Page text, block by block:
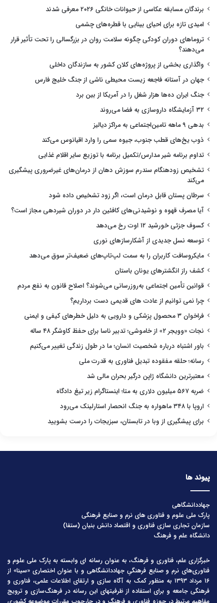
برندگان مسابقه عکاسی از حیوانات خانگی ۲۰۲۶ معرفی شدند
امیدی تازه برای احیای بینایی با قطره‌های چشمی
تروماهای دوران کودکی چگونه سلامت روان در بزرگسالی را تحت تأثیر قرار
می‌دهند؟
واگذاری بخشی از پروژه‌های کلان کشور به سازندگان داخلی
جهان در آستانه فاجعه زیست محیطی ناشی از جنگ خلیج فارس
جنگ ایران ده‌ها هزار شغل را در آمریکا از بین برد
۳۲ آزمایشگاه داروسازی به فضا می‌روند
بدهی ۹ ماهه تامین‌اجتماعی به مراکز دیالیز
ذوب یخ‌های قطب جنوب، جیوه سمی را وارد اقیانوس می‌کند
تداوم برنامه شیر مدارس/تکمیل برنامه با توزیع سایر اقلام غذایی
تشخیص زودهنگام سندرم سوزش دهان از درمان‌های غیرضروری پیشگیری
می‌کند
سرطان پستان قابل درمان است، اگر زود تشخیص داده شود
آیا مصرف قهوه و نوشیدنی‌های کافئین دار در دوران شیردهی مجاز است؟
کسوف جزئی خورشید ۱۲ اوت رخ می‌دهد
توسعه نسل جدیدی از آشکارسازهای نوری
مایکروسافت کاربران را به سمت لپ‌تاپ‌های ضعیف‌تر سوق می‌دهد
کشف راز انگشترهای یونان باستان
قوانین تأمین اجتماعی به‌روزرسانی می‌شوند؟ اصلاح قانون به نفع مردم
چرا نمی توانیم از عادت های قدیمی دست برداریم؟
فراخوان ۳ محصول پزشکی و دارویی به دلیل خطرهای کیفی و ایمنی
نجات «وویجر ۲» از خاموشی؛ تدبیر ناسا برای حفظ کاوشگر ۴۸ ساله
باور اشتباه درباره شخصیت انسان؛ ما در طول زندگی تغییر می‌کنیم
رسانه؛ حلقه مفقوده تبدیل فناوری به قدرت ملی
معتبرترین دانشگاه ژاپن درگیر بحران مالی شد
ضربه ۵۶۷ میلیون دلاری به متا؛ اینستاگرام زیر تیغ دادگاه
اروپا با ۳۴۸ ماهواره به جنگ انحصار استارلینک می‌رود
برای پیشگیری از وبا در تابستان، سبزیجات را درست بشویید
پیوند ها
جهاددانشگاهی
پارک ملی علوم و فناوری های نرم و صنایع فرهنگی
سازمان تجاری سازی فناوری و اقتصاد دانش بنیان (ستفا)
دانشگاه علم و فرهنگ
خبرگزاری علم، فناوری و فرهنگ، به عنوان رسانه ای وابسته به پارک ملی علوم و
فناوری‌های نرم و صنایع فرهنگیِ جهاددانشگاهی و با عنوان اختصاری «سینا» از
۱۶ مرداد ۱۳۹۳ به منظور کمک به آگاه سازی و ارتقای اطلاعات علمی، فناوری و
فرهنگی جامعه و برای استفاده از ظرفیتهای این رسانه در فرهنگ‌سازی و ترویج